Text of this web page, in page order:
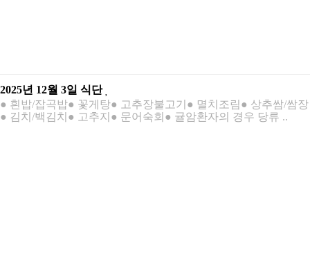
2025년 12월 3일 식단
● 흰밥/잡곡밥● 꽃게탕● 고추장불고기● 멸치조림● 상추쌈/쌈장
● 김치/백김치● 고추지● 문어숙회● 귤암환자의 경우 당류 ..